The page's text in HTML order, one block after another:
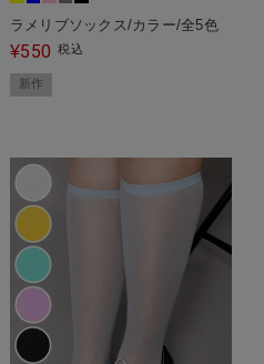
ラメリブソックス/カラー/全5色
¥550 税込
新作